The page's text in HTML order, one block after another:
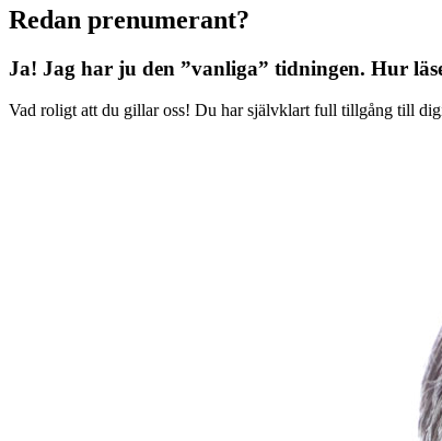
Redan prenumerant?
Ja! Jag har ju den ”vanliga” tidningen. Hur
Vad roligt att du gillar oss! Du har självklart full tillgång till